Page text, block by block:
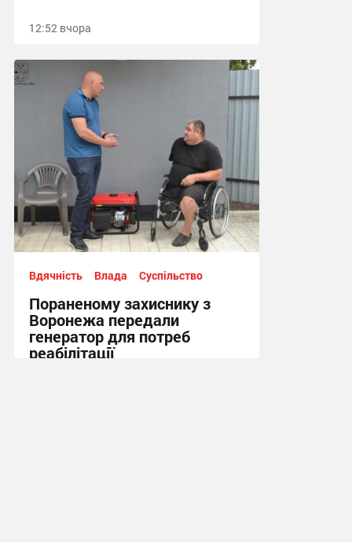
12:52 вчора
Вдячність Влада Суспільство
Пораненому захиснику з
Воронежа передали
генератор для потреб
реабілітації